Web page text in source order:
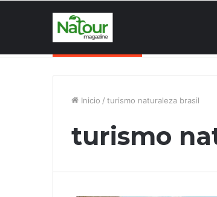
Inicio / turismo naturaleza brasil
turismo